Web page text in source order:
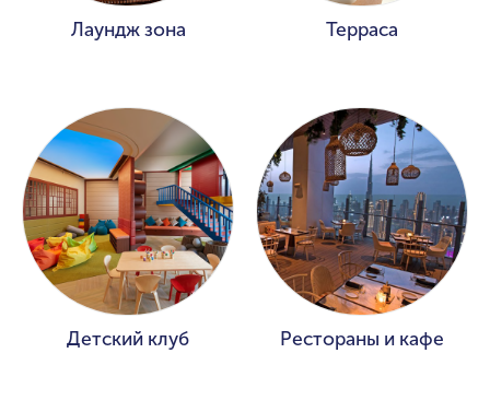
Лаундж зона Терраса
Детский клуб Рестораны и кафе